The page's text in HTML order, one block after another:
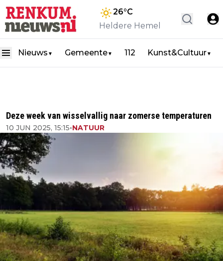
26°C
Heldere Hemel
Nieuws ▼ Gemeente▼ 112 Kunst&Cultuur▼
Deze week van wisselvallig naar zomerse temperaturen
10 JUN 2025, 15:15•NATUUR